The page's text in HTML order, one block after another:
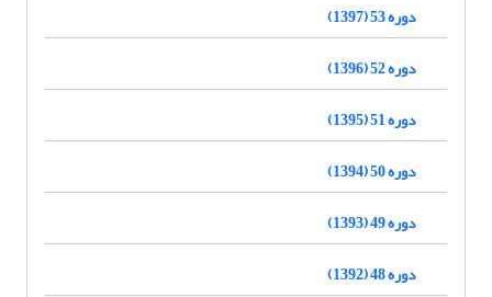
دوره 53 (1397)
دوره 52 (1396)
دوره 51 (1395)
دوره 50 (1394)
دوره 49 (1393)
دوره 48 (1392)